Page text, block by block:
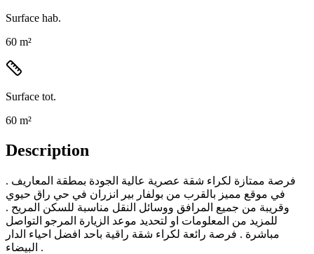
Surface hab.
60 m²
Surface tot.
60 m²
Description
فرصة ممتازة لكراء شقة عصرية عالية الجودة بمطقة المعاريف .
في موقع مميز بالقرب من بولفار بير انزران في حي راق حيوي
وقريبة من جميع المرافق ووسائل النقل مناسبة للسكن المريح .
للمزيد من المعلومات او لتحديد موعد الزيارة المرجو التواصل
مباشرة . فرصة رائعة لكراء شقة راقية باحد افضل احياء الدار
البيضاء .